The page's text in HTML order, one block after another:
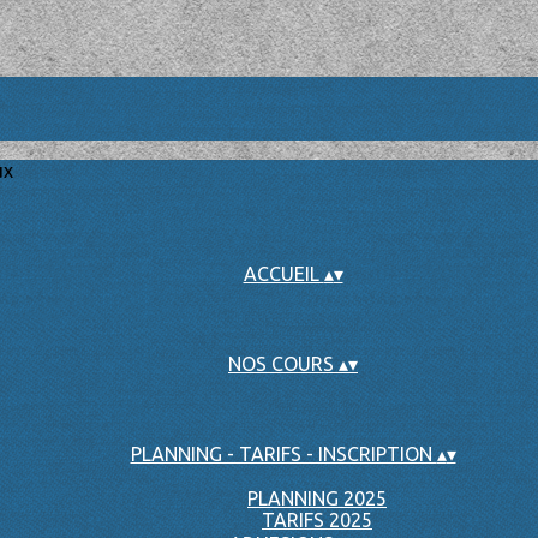
ACCUEIL▴▾
NOS COURS▴▾
PLANNING - TARIFS - INSCRIPTION▴▾
PLANNING 2025
TARIFS 2025